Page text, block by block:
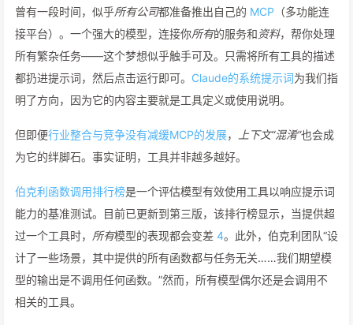
曾有一段时间，似乎所有公司都准备推出自己的 MCP （多功能连
接平台）。一个强大的模型，连接你所有的服务和资料，帮你处理
所有繁杂任务——这个梦想似乎触手可及。只需将所有工具的描述
都扔进提示词，然后点击运行即可。 Claude的系统提示词为我们指
明了方向，因为它的内容主要就是工具定义或使用说明。
但即便行业整合与竞争没有减缓MCP的发展， 上下文“混淆”也会成
为它的绊脚石。事实证明，工具并非越多越好。
伯克利函数调用排行榜是一个评估模型有效使用工具以响应提示词
能力的基准测试。目前已更新到第三版，该排行榜显示，当提供超
过一个工具时， 所有模型的表现都会变差 4。此外，伯克利团队“设
计了一些场景，其中提供的所有函数都与任务无关……我们期望模
型的输出是不调用任何函数。”然而，所有模型偶尔还是会调用不
相关的工具。